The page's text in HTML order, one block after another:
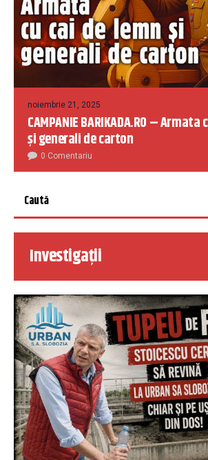
noiembrie 21, 2025
CAMPANIE BARIKADA.RO –
și generali de carton
0 Comentariu
Investigații